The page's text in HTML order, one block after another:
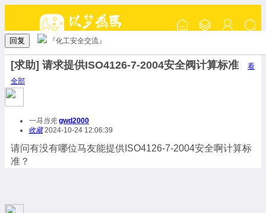
回复 『化工安全交流』
[求助] 请求提供ISO4126-7-2004安全阀计算标准
看
全部
一马当先 gwd2000
收藏2024-10-24 12:06:39
请问有没有哪位马友能提供ISO4126-7-2004安全啊计算标
准？